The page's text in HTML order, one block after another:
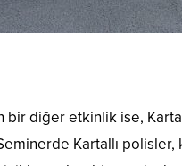
bir diğer etkinlik ise,
Kartallı